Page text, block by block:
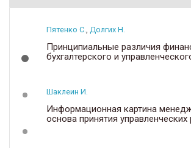
Пятенко С. Долгих Н.
Принципиальные различия
бухгалтерского и
Шаклеин И.
Информационная картина
основа принятия управленческих